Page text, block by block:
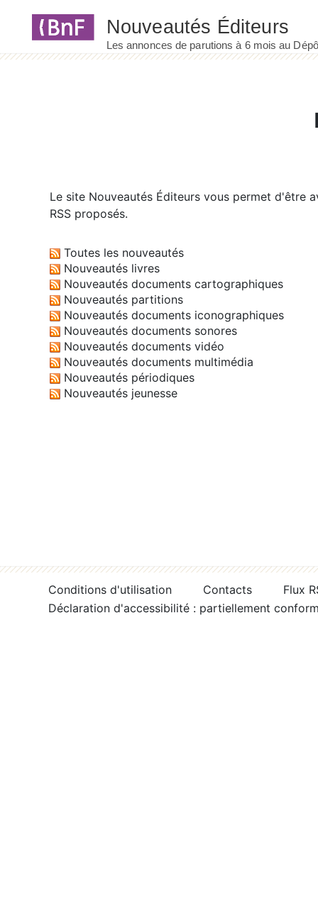
Le site Nouveautés Éditeurs vous permet d'être
RSS proposés.
Toutes les nouveautés
Nouveautés livres
Nouveautés documents cartographiques
Nouveautés partitions
Nouveautés documents iconographiques
Nouveautés documents sonores
Nouveautés documents vidéo
Nouveautés documents multimédia
Nouveautés périodiques
Nouveautés jeunesse
Conditions d'utilisation Contacts
Flux
Déclaration d'accessibilité : partiellement